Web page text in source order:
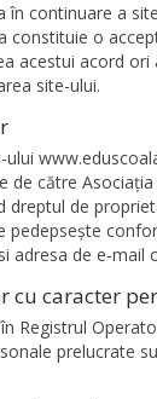
în continuare a
constituie o
acestui acord
site-ului.
de către
dreptul de
pedepseşte
adresa de e-mail
cu caracter
Registrul
prelucrate